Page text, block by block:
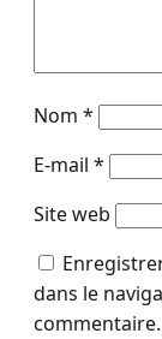
Nom *
E-mail *
Site web
dans le
commentaire.